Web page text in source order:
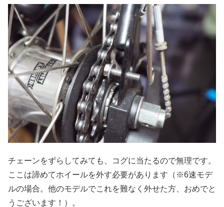
チェーンをずらしてみても、コグに当たるので無理です。
ここは諦めてホイールを外す必要があります（※6速モデ
ルの場合。他のモデルでこれを難なく外せた方、おめでと
うございます！）。